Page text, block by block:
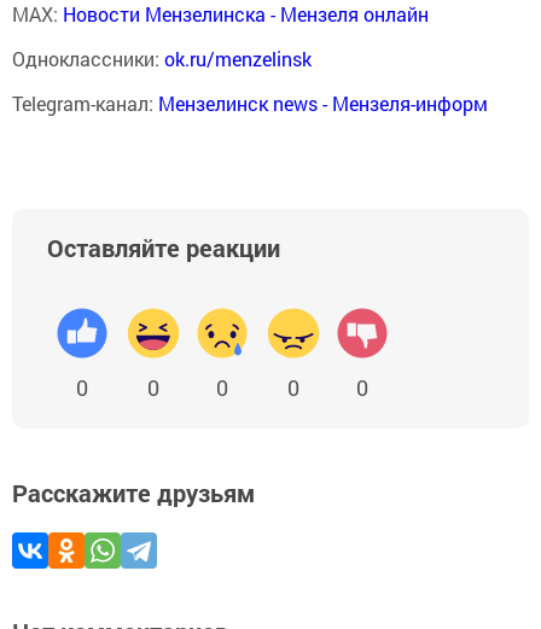
MAX: Новости Мензелинска - Мензеля онлайн
Одноклассники: ok.ru/menzelinsk
Telegram-канал: Мензелинск news - Мензеля-информ
Оставляйте реакции
0 0 0 0 0
Расскажите друзьям